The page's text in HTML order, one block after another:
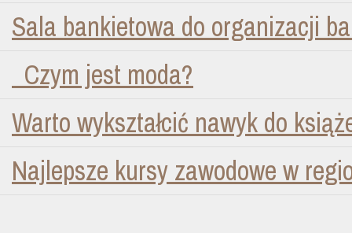
Sala bankietowa do organizacji
Czym jest moda?
Warto wykształcić nawyk do
Najlepsze kursy zawodowe w